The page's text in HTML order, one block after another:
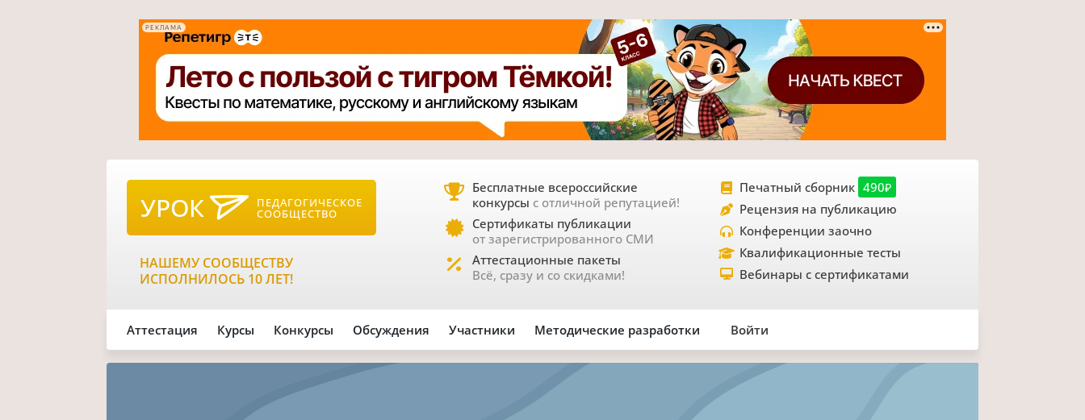
РЕКЛАМА
УРОК ПЕДАГОГИЧЕСКОЕ
СООБЩЕСТВО
НАШЕМУ СООБЩЕСТВУ
ИСПОЛНИЛОСЬ 10 ЛЕТ!
Бесплатные всероссийские
конкурсы с отличной репутацией!
Сертификаты публикации
от зарегистрированного СМИ
Аттестационные пакеты
Всё, сразу и со скидками!
Печатный сборник 490₽
Рецензия на публикацию
Конференции заочно
Квалификационные тесты
Вебинары с сертификатами
Аттестация Курсы Конкурсы Обсуждения Участники Методические разработки Войти